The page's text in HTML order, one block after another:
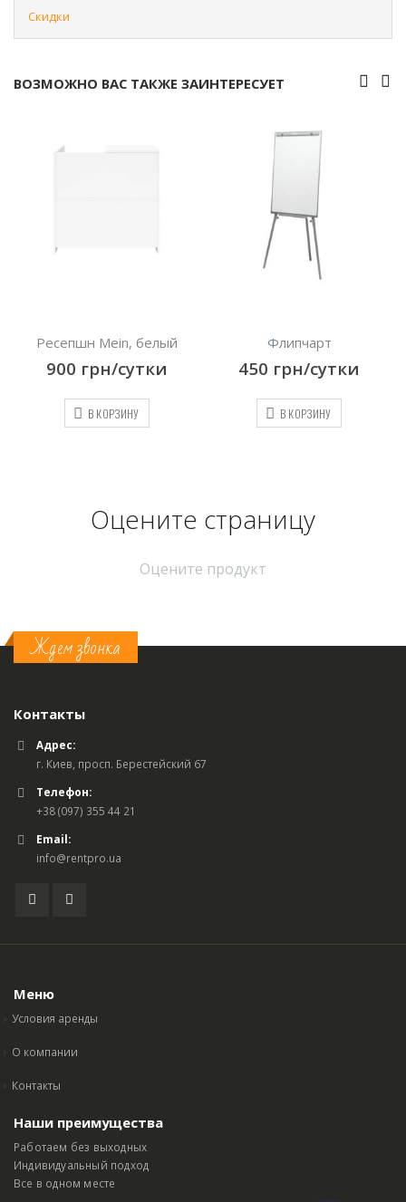
Скидки
ВОЗМОЖНО ВАС ТАКЖЕ ЗАИНТЕРЕСУЕТ
Ресепшн Mein, белый
900грн/сутки
В КОРЗИНУ
Флипчарт
450грн/сутки
В КОРЗИНУ
Оцените страницу
Оцените продукт
Ждем звонка
Контакты
Адрес:
г. Киев, просп. Берестейский 67
Телефон:
+38 (097) 355 44 21
Email:
info@rentpro.ua
Меню
Условия аренды
О компании
Контакты
Наши преимущества
Работаем без выходных
Индивидуальный подход
Все в одном месте